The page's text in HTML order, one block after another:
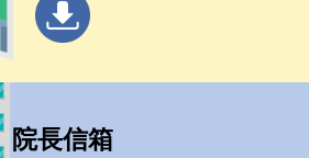
院長信箱